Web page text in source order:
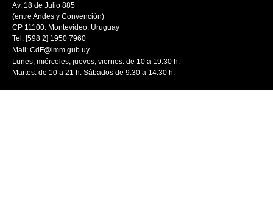
Av. 18 de Julio 885
(entre Andes y Convención)
CP 11100. Montevideo. Uruguay
Tel: [598 2] 1950 7960
Mail: CdF@imm.gub.uy
Lunes, miércoles, jueves, viernes: de 10 a 19.30 h.
Martes: de 10 a 21 h. Sábados de 9.30 a 14.30 h.